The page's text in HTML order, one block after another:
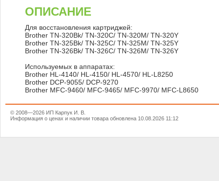
ОПИСАНИЕ
Для восстановления картриджей:
Brother TN-320Bk/ TN-320C/ TN-320M/ TN-320Y
Brother TN-325Bk/ TN-325C/ TN-325M/ TN-325Y
Brother TN-326Bk/ TN-326C/ TN-326M/ TN-326Y
Используемых в аппаратах:
Brother HL-4140/ HL-4150/ HL-4570/ HL-L8250
Brother DCP-9055/ DCP-9270
Brother MFC-9460/ MFC-9465/ MFC-9970/ MFC-L8650
© 2008—2026 ИП Карпук И. В.
Информация о ценах и наличии товара обновлена 10.08.2026 11:12